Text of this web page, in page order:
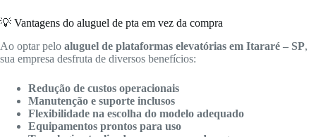
💡 Vantagens do aluguel de pta em vez da compra
Ao optar pelo aluguel de plataformas elevatórias em Itararé – SP,
sua empresa desfruta de diversos benefícios:
Redução de custos operacionais
Manutenção e suporte inclusos
Flexibilidade na escolha do modelo adequado
Equipamentos prontos para uso